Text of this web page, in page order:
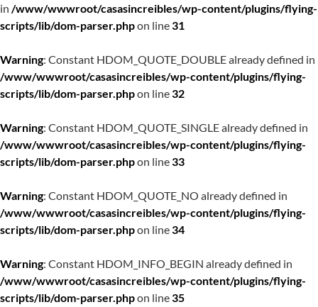
in /www/wwwroot/casasincreibles/wp-content/plugins/flying-
scripts/lib/dom-parser.phpon line31
Warning: Constant HDOM_QUOTE_DOUBLE already defined in
/www/wwwroot/casasincreibles/wp-content/plugins/flying-
scripts/lib/dom-parser.phpon line32
Warning: Constant HDOM_QUOTE_SINGLE already defined in
/www/wwwroot/casasincreibles/wp-content/plugins/flying-
scripts/lib/dom-parser.phpon line33
Warning: Constant HDOM_QUOTE_NO already defined in
/www/wwwroot/casasincreibles/wp-content/plugins/flying-
scripts/lib/dom-parser.phpon line34
Warning: Constant HDOM_INFO_BEGIN already defined in
/www/wwwroot/casasincreibles/wp-content/plugins/flying-
scripts/lib/dom-parser.phpon line35